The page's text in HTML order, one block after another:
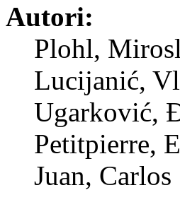
Autori:
Plohl,
Lucijanić,
Ugarković,
Petitpierre,
Juan, Carlos